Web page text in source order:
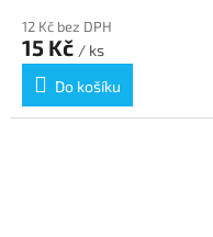
12 Kč bez DPH
15 Kč / ks
Do košíku